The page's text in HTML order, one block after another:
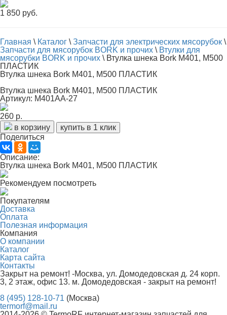
1 850 руб.
Главная \ Каталог \ Запчасти для электрических мясорубок \
Запчасти для мясорубок BORK и прочих \ Втулки для
мясорубки BORK и прочих \ Втулка шнека Bork M401, M500
ПЛАСТИК
Втулка шнека Bork M401, M500 ПЛАСТИК
Втулка шнека Bork M401, M500 ПЛАСТИК
Артикул: М401АА-27
260 р.
в корзину
купить в 1 клик
Поделиться
Описание:
Втулка шнека Bork M401, M500 ПЛАСТИК
Рекомендуем посмотреть
Покупателям
Доставка
Оплата
Полезная информация
Компания
О компании
Каталог
Карта сайта
Контакты
Закрыт на ремонт! -Москва, ул. Домодедовская д. 24 корп.
3, 2 этаж, офис 13. м. Домодедовская - закрыт на ремонт!
8 (495) 128-10-71 (Москва)
termorf@mail.ru